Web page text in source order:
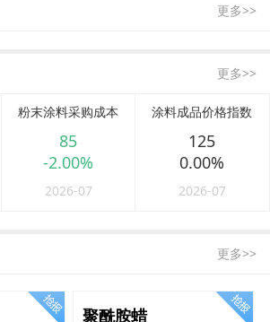
更多>>
更多>>
粉末涂料采购成本
85
-2.00%
2026-07
涂料成品价格指数
125
0.00%
2026-07
更多>>
聚酰胺蜡